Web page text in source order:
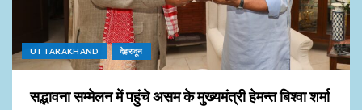
UTTARAKHAND देहरादून
सद्भावना सम्मेलन में पहुंचे असम के मुख्यमंत्री हेमन्त बिश्वा शर्मा